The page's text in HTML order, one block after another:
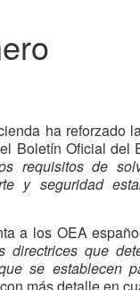
ha reforzado
Boletín Oficial
requisitos de
y seguridad
a los OEA
directrices que
se establecen
más detalle en